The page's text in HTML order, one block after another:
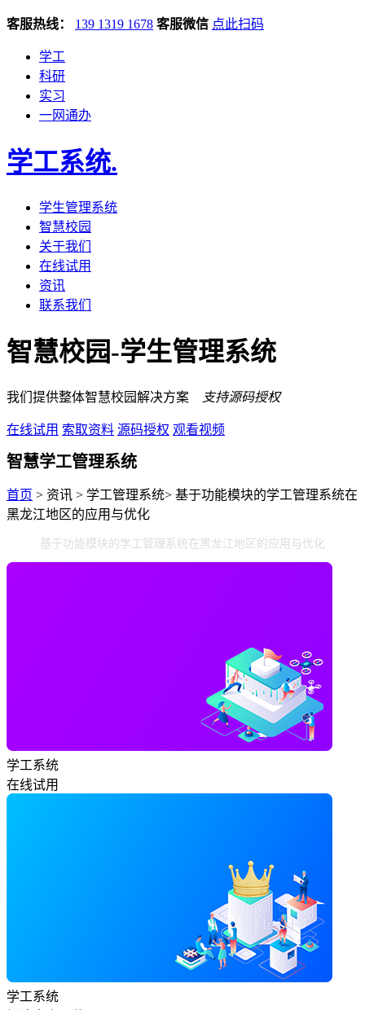
客服热线： 139 1319 1678 客服微信 点此扫码
学工
科研
实习
一网通办
学工系统.
学生管理系统
智慧校园
关于我们
在线试用
资讯
联系我们
智慧校园-学生管理系统
我们提供整体智慧校园解决方案 支持源码授权
在线试用 索取资料 源码授权 观看视频
智慧学工管理系统
首页 > 资讯 > 学工管理系统> 基于功能模块的学工管理系统在
黑龙江地区的应用与优化
基于功能模块的学工管理系统在黑龙江地区的应用与优化
学工系统
在线试用
学工系统